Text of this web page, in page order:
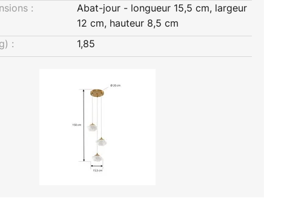
:
Abat-jour - longueur 15,5 cm, largeur
12 cm, hauteur 8,5 cm
:
1,85